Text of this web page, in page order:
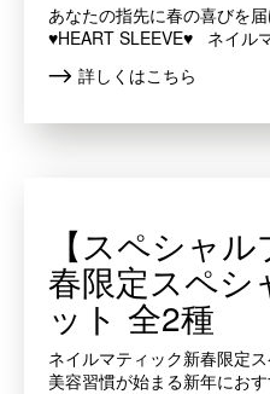
あなたの指先に春の喜びを
♥HEART SLEEVE♥ ネイル
詳しくはこちら
【スペシャ
春限定スペシ
ット 全2種
ネイルマティック新春限定
美容習慣が始まる新年にお